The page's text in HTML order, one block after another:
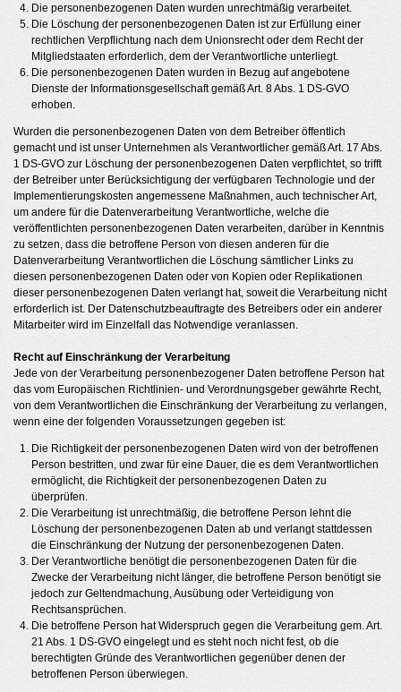
Die personenbezogenen Daten wurden unrechtmäßig verarbeitet.
Die Löschung der personenbezogenen Daten ist zur Erfüllung einer
rechtlichen Verpflichtung nach dem Unionsrecht oder dem Recht der
Mitgliedstaaten erforderlich, dem der Verantwortliche unterliegt.
Die personenbezogenen Daten wurden in Bezug auf angebotene
Dienste der Informationsgesellschaft gemäß Art. 8 Abs. 1 DS-GVO
erhoben.
Wurden die personenbezogenen Daten von dem Betreiber öffentlich
gemacht und ist unser Unternehmen als Verantwortlicher gemäß Art. 17 Abs.
1 DS-GVO zur Löschung der personenbezogenen Daten verpflichtet, so trifft
der Betreiber unter Berücksichtigung der verfügbaren Technologie und der
Implementierungskosten angemessene Maßnahmen, auch technischer Art,
um andere für die Datenverarbeitung Verantwortliche, welche die
veröffentlichten personenbezogenen Daten verarbeiten, darüber in Kenntnis
zu setzen, dass die betroffene Person von diesen anderen für die
Datenverarbeitung Verantwortlichen die Löschung sämtlicher Links zu
diesen personenbezogenen Daten oder von Kopien oder Replikationen
dieser personenbezogenen Daten verlangt hat, soweit die Verarbeitung nicht
erforderlich ist. Der Datenschutzbeauftragte des Betreibers oder ein anderer
Mitarbeiter wird im Einzelfall das Notwendige veranlassen.
Recht auf Einschränkung der Verarbeitung
Jede von der Verarbeitung personenbezogener Daten betroffene Person hat
das vom Europäischen Richtlinien- und Verordnungsgeber gewährte Recht,
von dem Verantwortlichen die Einschränkung der Verarbeitung zu verlangen,
wenn eine der folgenden Voraussetzungen gegeben ist:
Die Richtigkeit der personenbezogenen Daten wird von der betroffenen
Person bestritten, und zwar für eine Dauer, die es dem Verantwortlichen
ermöglicht, die Richtigkeit der personenbezogenen Daten zu
überprüfen.
Die Verarbeitung ist unrechtmäßig, die betroffene Person lehnt die
Löschung der personenbezogenen Daten ab und verlangt stattdessen
die Einschränkung der Nutzung der personenbezogenen Daten.
Der Verantwortliche benötigt die personenbezogenen Daten für die
Zwecke der Verarbeitung nicht länger, die betroffene Person benötigt sie
jedoch zur Geltendmachung, Ausübung oder Verteidigung von
Rechtsansprüchen.
Die betroffene Person hat Widerspruch gegen die Verarbeitung gem. Art.
21 Abs. 1 DS-GVO eingelegt und es steht noch nicht fest, ob die
berechtigten Gründe des Verantwortlichen gegenüber denen der
betroffenen Person überwiegen.